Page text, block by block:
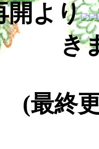
開より
き
(最終